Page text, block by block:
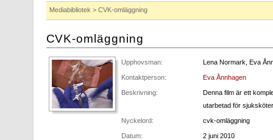
Mediabibliotek > CVK-omläggning
CVK-omläggning
Upphovsman: Lena Normark, Eva
Kontaktperson: Eva Ånnhagen
Beskrivning:
Denna film är ett
utarbetad för
Nyckelord: cvk-omläggning
Datum: 2 juni 2010